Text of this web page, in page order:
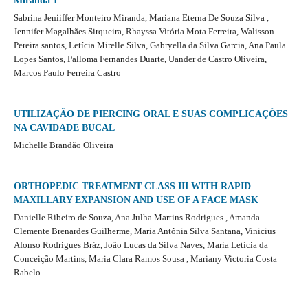
Sabrina Jeniiffer Monteiro Miranda, Mariana Eterna De Souza Silva ,
Jennifer Magalhães Sirqueira, Rhayssa Vitória Mota Ferreira, Walisson
Pereira santos, Letícia Mirelle Silva, Gabryella da Silva Garcia, Ana Paula
Lopes Santos, Palloma Fernandes Duarte, Uander de Castro Oliveira,
Marcos Paulo Ferreira Castro
UTILIZAÇÃO DE PIERCING ORAL E SUAS COMPLICAÇÕES
NA CAVIDADE BUCAL
Michelle Brandão Oliveira
ORTHOPEDIC TREATMENT CLASS III WITH RAPID
MAXILLARY EXPANSION AND USE OF A FACE MASK
Danielle Ribeiro de Souza, Ana Julha Martins Rodrigues , Amanda
Clemente Brenardes Guilherme, Maria Antônia Silva Santana, Vinicius
Afonso Rodrigues Bráz, João Lucas da Silva Naves, Maria Letícia da
Conceição Martins, Maria Clara Ramos Sousa , Mariany Victoria Costa
Rabelo